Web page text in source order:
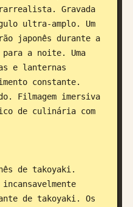
Gravada
ultra-amplo. Um
japonês durante a
a noite. Uma
e lanternas
constante.
Filmagem imersiva
de culinária com
de takoyaki.
de takoyaki. Os